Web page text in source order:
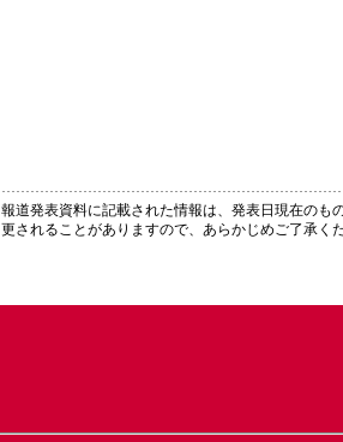
報道発表資料に記載された情報は、発表日現在のも
更されることがありますので、あらかじめご了承く